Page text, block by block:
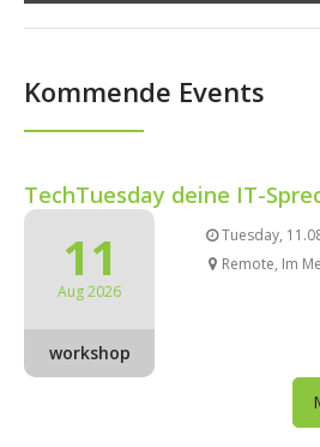
Kommende Events
TechTuesday deine IT-
11
Aug 2026
workshop
Tuesday,
Remote, Im